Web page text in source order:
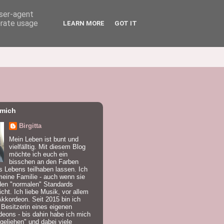
Birgitta
Mein Leben ist bunt und
vielfälltig. Mit diesem Blog
möchte ich euch ein
bisschen an den Farben
Lebens teilhaben lassen. Ich
Familie - auch wenn sie
"normalen" Standards
Ich liebe Musik, vor allem
Seit 2015 bin ich
eines eigenen
- bis dahin habe ich mich
und dabei viele
agent
usage
LEARN MORE GOT IT